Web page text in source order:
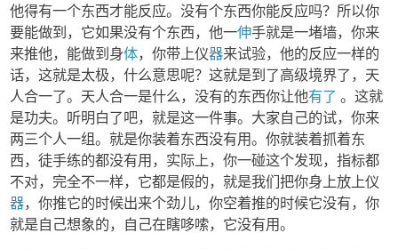
他得有一个东西才能反应。没有个东西你能反应吗？所以你
要能做到，它如果没有个东西，他一伸手就是一堵墙，你来
来推他，能做到身体，你带上仪器来试验，他的反应一样的
话，这就是太极，什么意思呢？这就是到了高级境界了，天
人合一了。天人合一是什么，没有的东西你让他有了 。这就
是功夫。听明白了吧，就是这一件事。大家自己的试，你来
两三个人一组。就是你装着东西没有用。你就装着抓着东
西，徒手练的都没有用，实际上，你一碰这个发现，指标都
不对，完全不一样，它都是假的，就是我们把你身上放上仪
器，你推它的时候出来个劲儿，你空着推的时候它没有，你
就是自己想象的，自己在瞎哆嗦，它没有用。